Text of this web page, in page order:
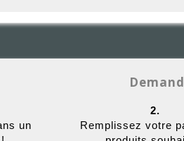
un
2.
Remplissez votre